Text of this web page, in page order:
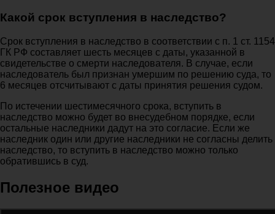
Какой срок вступления в наследство?
Срок вступления в наследство в соответствии с п. 1 ст. 1154
ГК РФ составляет шесть месяцев с даты, указанной в
свидетельстве о смерти наследователя. В случае, если
наследователь был признан умершим по решению суда, то
6 месяцев отсчитывают с даты принятия решения судом.
По истечении шестимесячного срока, вступить в
наследство можно будет во внесудебном порядке, если
остальные наследники дадут на это согласие. Если же
наследник один или другие наследники не согласны делить
наследство, то вступить в наследство можно только
обратившись в суд.
Полезное видео